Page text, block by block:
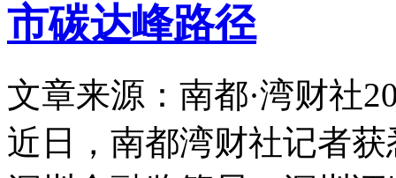
市碳达峰路径
文章来源：南都·湾财社
近日，南都湾财社记者